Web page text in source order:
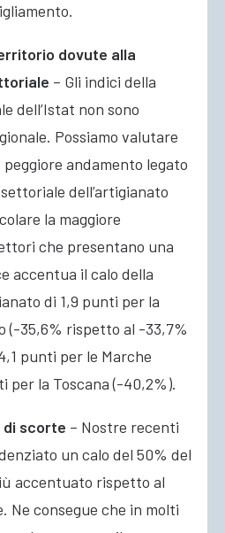
dovute alla
– Gli indici della
dell’Istat non sono
Possiamo valutare
andamento legato
dell’artigianato
la maggiore
che presentano una
accentua il calo della
di 1,9 punti per la
(-35,6% rispetto al -33,7%
punti per le Marche
per la Toscana (-40,2%).
di scorte – Nostre recenti
un calo del 50% del
accentuato rispetto al
Ne consegue che in molti